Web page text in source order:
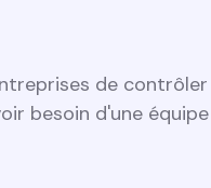
de contrôler
besoin d'une